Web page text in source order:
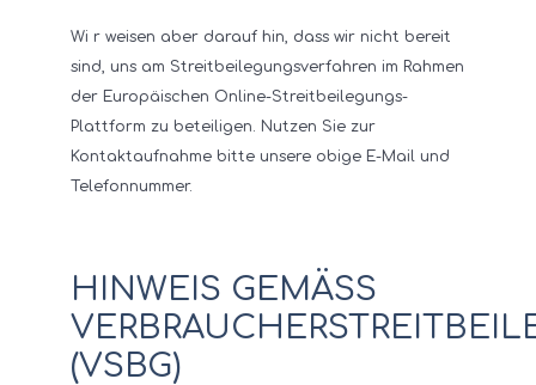
Wi r weisen aber darauf hin, dass wir nicht bereit
sind, uns am Streitbeilegungsverfahren im Rahmen
der Europäischen Online-Streitbeilegungs-
Plattform zu beteiligen. Nutzen Sie zur
Kontaktaufnahme bitte unsere obige E-Mail und
Telefonnummer.
HINWEIS GEMÄSS V
VSBG)